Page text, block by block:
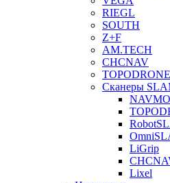
RIEGL
SOUTH
Z+F
AM.TECH
CHCNAV
TOPODRONE
Сканеры
LiGrip
Lixel